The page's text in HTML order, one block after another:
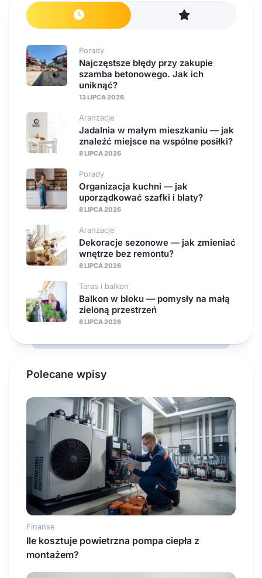
Porady
Najczęstsze błędy przy zakupie
szamba betonowego. Jak ich
uniknąć?
13 LIPCA 2026
Aranżacje
Jadalnia w małym mieszkaniu — jak
znaleźć miejsce na wspólne posiłki?
8 LIPCA 2026
Porady
Organizacja kuchni — jak
uporządkować szafki i blaty?
8 LIPCA 2026
Aranżacje
Dekoracje sezonowe — jak zmieniać
wnętrze bez remontu?
8 LIPCA 2026
Taras i balkon
Balkon w bloku — pomysły na małą
zieloną przestrzeń
8 LIPCA 2026
Polecane wpisy
Finanse
Ile kosztuje powietrzna pompa ciepła z
montażem?